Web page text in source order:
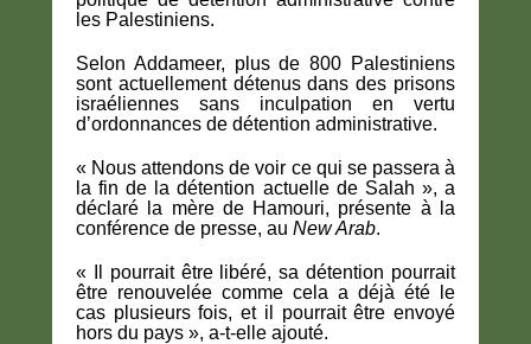
les Palestiniens.
Selon Addameer, plus de 800 Palestiniens
sont actuellement détenus dans des prisons
israéliennes sans inculpation en vertu
d’ordonnances de détention administrative.
« Nous attendons de voir ce qui se passera à
la fin de la détention actuelle de Salah », a
déclaré la mère de Hamouri, présente à la
conférence de presse, au New Arab.
« Il pourrait être libéré, sa détention pourrait
être renouvelée comme cela a déjà été le
cas plusieurs fois, et il pourrait être envoyé
hors du pays », a-t-elle ajouté.